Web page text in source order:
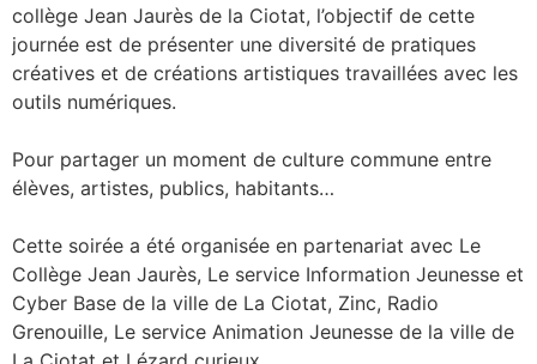
collège Jean Jaurès de la Ciotat, l’objectif de cette
journée est de présenter une diversité de pratiques
créatives et de créations artistiques travaillées avec les
outils numériques.
Pour partager un moment de culture commune entre
élèves, artistes, publics, habitants…
Cette soirée a été organisée en partenariat avec Le
Collège Jean Jaurès, Le service Information Jeunesse et
Cyber Base de la ville de La Ciotat, Zinc, Radio
Grenouille, Le service Animation Jeunesse de la ville de